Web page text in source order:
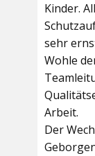
Kinder.
sehr
Wohle
Arbeit.
Der